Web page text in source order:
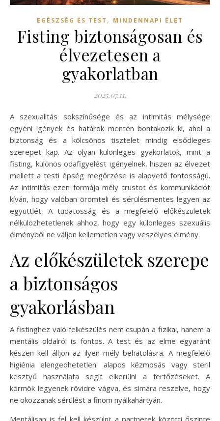
EGÉSZSÉG ÉS TEST , MINDENNAPI ÉLET
Fisting biztonságosan és
élvezetesen a
gyakorlatban
2025.07.11.
A szexualitás sokszínűsége és az intimitás mélysége
egyéni igények és határok mentén bontakozik ki, ahol a
biztonság és a kölcsönös tisztelet mindig elsődleges
szerepet kap. Az olyan különleges gyakorlatok, mint a
fisting, különös odafigyelést igényelnek, hiszen az élvezet
mellett a testi épség megőrzése is alapvető fontosságú.
Az intimitás ezen formája mély trustot és kommunikációt
kíván, hogy valóban örömteli és sérülésmentes legyen az
együttlét. A tudatosság és a megfelelő előkészületek
nélkülözhetetlenek ahhoz, hogy egy különleges szexuális
élményből ne váljon kellemetlen vagy veszélyes élmény.
Az előkészületek szerepe
a biztonságos
gyakorlásban
A fistinghez való felkészülés nem csupán a fizikai, hanem a
mentális oldalról is fontos. A test és az elme egyaránt
készen kell álljon az ilyen mély behatolásra. A megfelelő
higiénia elengedhetetlen: alapos kézmosás vagy steril
kesztyű használata segít elkerülni a fertőzéseket. A
körmök legyenek rövidre vágva, és simára reszelve, hogy
ne okozzanak sérülést a finom nyálkahártyán.